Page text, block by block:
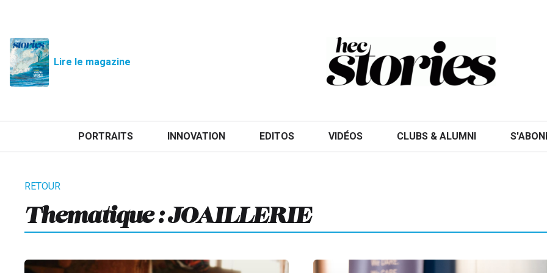
Lire le magazine
PORTRAITS INNOVATION EDITOS VIDÉOS CLUBS & ALUMNI
Thematique : JOAILLERIE